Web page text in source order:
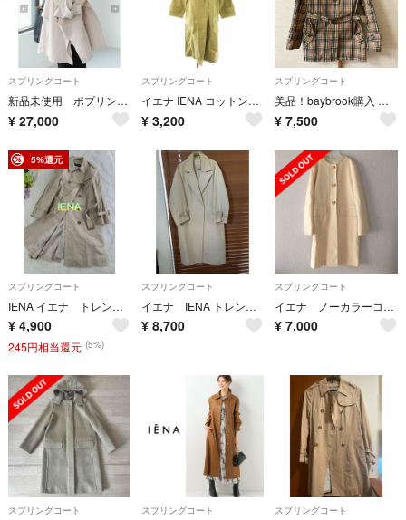
スプリングコート
新品未使用 ポプリンオーバーショートコート
¥ 27,000
スプリングコート
イエナ IENA コットンWクロスオーバーチェスターコート スプリングコート
¥ 3,200
スプリングコート
美品！baybrook購入 マニッシュ レインコート 撥水 バーバリーチェック
¥ 7,500
5%還元
スプリングコート
IENA イエナ トレンチコートスプリングコート春秋にベルト日本製
¥ 4,900
245円相当還元 (5%)
スプリングコート
イエナ IENA トレンチ コート 美品 コットン 大人気商品 ベージュ
¥ 8,700
スプリングコート
イエナ ノーカラーコート IENA
¥ 7,000
スプリングコート スプリングコート スプリングコート